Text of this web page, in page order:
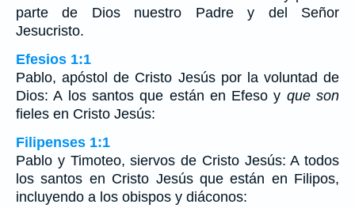
parte de Dios nuestro Padre y del Señor
Jesucristo.
Efesios 1:1
Pablo, apóstol de Cristo Jesús por la voluntad de
Dios: A los santos que están en Efeso y que son
fieles en Cristo Jesús:
Filipenses 1:1
Pablo y Timoteo, siervos de Cristo Jesús: A todos
los santos en Cristo Jesús que están en Filipos,
incluyendo a los obispos y diáconos: